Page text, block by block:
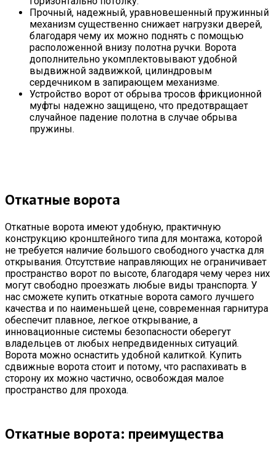
Прочный, надежный, уравновешенный пружинный
механизм существенно снижает нагрузки дверей,
благодаря чему их можно поднять с помощью
расположенной внизу полотна ручки. Ворота
дополнительно укомплектовывают удобной
выдвижной задвижкой, цилиндровым
сердечником в запирающем механизме.
Устройство ворот от обрыва тросов фрикционной
муфты надежно защищено, что предотвращает
случайное падение полотна в случае обрыва
пружины.
Откатные ворота
Откатные ворота имеют удобную, практичную
конструкцию кронштейного типа для монтажа, которой
не требуется наличие большого свободного участка для
открывания. Отсутствие направляющих не ограничивает
пространство ворот по высоте, благодаря чему через них
могут свободно проезжать любые виды транспорта. У
нас сможете купить откатные ворота самого лучшего
качества и по наименьшей цене, современная гарнитура
обеспечит плавное, легкое открывание, а
инновационные системы безопасности оберегут
владельцев от любых непредвиденных ситуаций.
Ворота можно оснастить удобной калиткой. Купить
сдвижные ворота стоит и потому, что распахивать в
сторону их можно частично, освобождая малое
пространство для прохода.
Откатные ворота: преимущества